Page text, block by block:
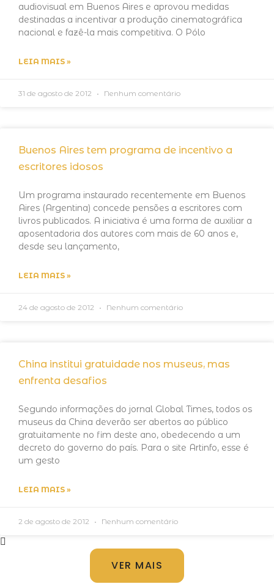
audiovisual em Buenos Aires e aprovou medidas
destinadas a incentivar a produção cinematográfica
nacional e fazê-la mais competitiva. O Pólo
LEIA MAIS »
31 de agosto de 2012 Nenhum comentário
Buenos Aires tem programa de incentivo a
escritores idosos
Um programa instaurado recentemente em Buenos
Aires (Argentina) concede pensões a escritores com
livros publicados. A iniciativa é uma forma de auxiliar a
aposentadoria dos autores com mais de 60 anos e,
desde seu lançamento,
LEIA MAIS »
24 de agosto de 2012 Nenhum comentário
China institui gratuidade nos museus, mas
enfrenta desafios
Segundo informações do jornal Global Times, todos os
museus da China deverão ser abertos ao público
gratuitamente no fim deste ano, obedecendo a um
decreto do governo do país. Para o site Artinfo, esse é
um gesto
LEIA MAIS »
2 de agosto de 2012 Nenhum comentário
VER MAIS